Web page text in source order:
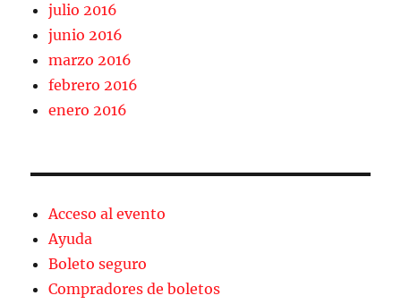
julio 2016
junio 2016
marzo 2016
febrero 2016
enero 2016
Acceso al evento
Ayuda
Boleto seguro
Compradores de boletos